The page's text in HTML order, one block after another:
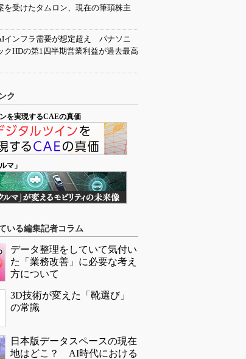
を受けたタムロン、現在の筆頭株主
インフラ需要が想定超え パナソニ
クHDの第1四半期営業利益が過去最高
ク
を実現するCAEの真価
マ」
いる編集記者コラム
データ整理をしていて気付い
た「業務改善」に必要な考え
方について
3D技術が変えた「靴選び」
の常識
日本版データスペースの現在
地はどこ？ AI時代における